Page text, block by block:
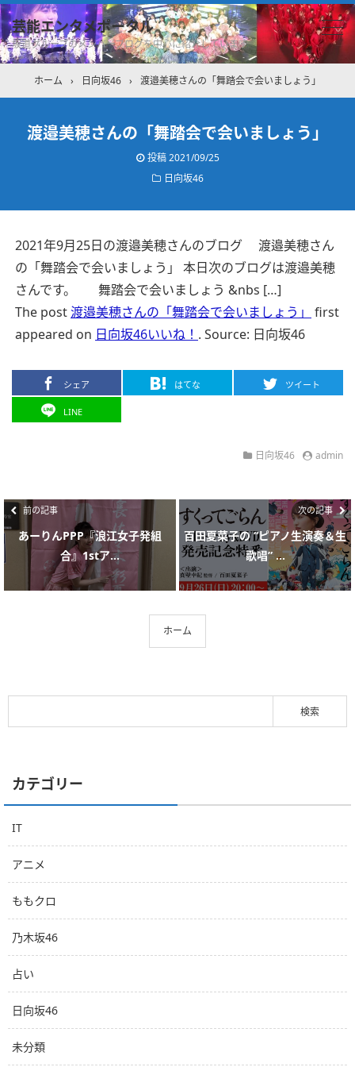
芸能エンタメポータル
坂道グループのメンバーブログを中心に紹介しています
ホーム › 日向坂46 › 渡邉美穂さんの「舞踏会で会いましょう」
渡邉美穂さんの「舞踏会で会いましょう」
投稿2021/09/25
日向坂46
2021年9月25日の渡邉美穂さんのブログ 渡邉美穂さん
の「舞踏会で会いましょう」 本日次のブログは渡邉美穂
さんです。 舞踏会で会いましょう &nbs […]
The post渡邉美穂さんの「舞踏会で会いましょう」
first
appeared on 日向坂46いいね！ . Source: 日向坂46
シェア はてな ツイート
LINE
日向坂46 admin
前の記事
あーりんPPP『浪江女子発組
合』1stア...
次の記事
百田夏菜子の “ピアノ生演奏＆生
歌唱” ...
ホーム
カテゴリー
IT
アニメ
ももクロ
乃木坂46
占い
日向坂46
未分類